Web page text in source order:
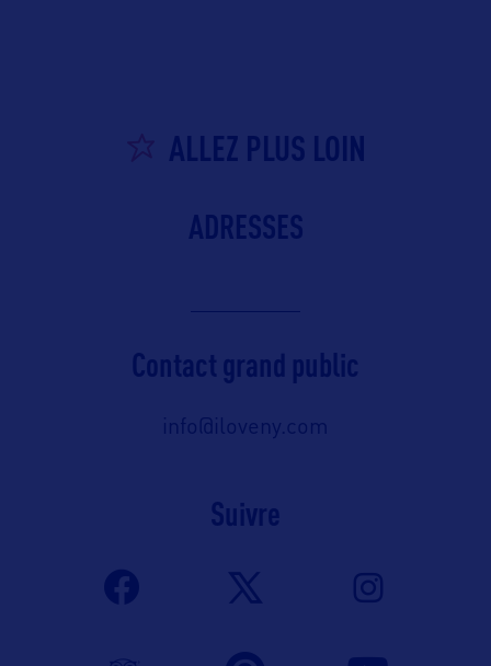
ALLEZ PLUS LOIN
ADRESSES
Contact grand public
info@iloveny.com
Suivre